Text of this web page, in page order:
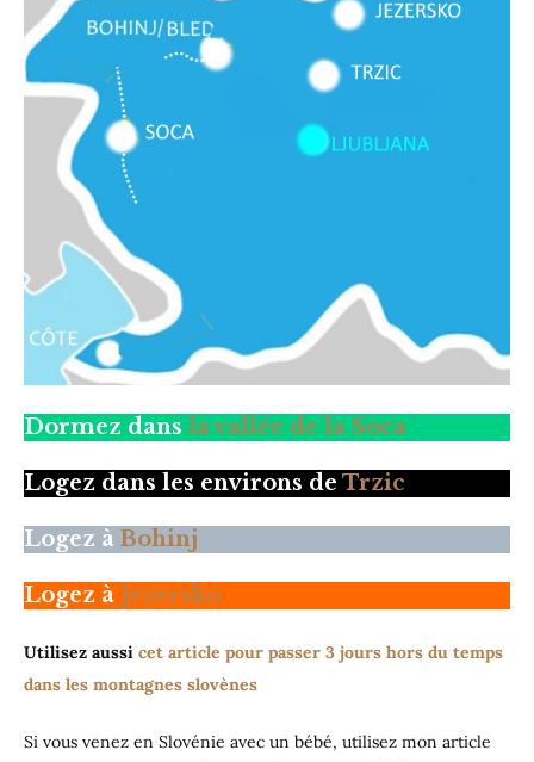
Dormez dans la vallée de la Soca
Logez dans les environs de Trzic
Logez à Bohinj
Logez à Jezersko
Utilisez aussi cet article pour passer 3 jours hors du temps
dans les montagnes slovènes
Si vous venez en Slovénie avec un bébé, utilisez mon article